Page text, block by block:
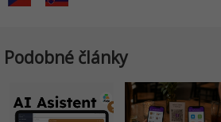
Podobné články